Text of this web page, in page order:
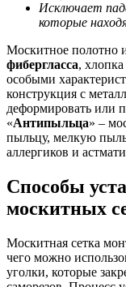
Исключает
которые
Москитное полотно
фибергласса,
особыми
конструкция с
деформировать или
«Антипыльца» –
пыльцу, мелкую
аллергиков и
Способы
москитных
Москитная сетка
чего можно
уголки, которые